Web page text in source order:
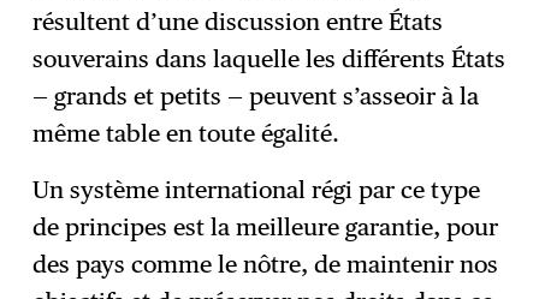
résultent d’une discussion entre États
souverains dans laquelle les différents États
— grands et petits — peuvent s’asseoir à la
même table en toute égalité.
Un système international régi par ce type
de principes est la meilleure garantie, pour
des pays comme le nôtre, de maintenir nos